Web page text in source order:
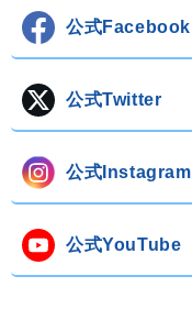
公式Facebook
公式Twitter
公式Instagram
公式YouTube